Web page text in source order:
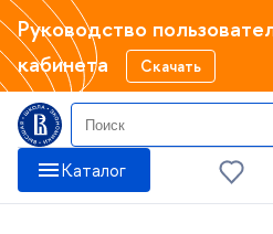
Руководство
кабинета
Скачать
Катало